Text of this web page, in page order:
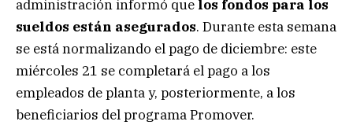
administración informó que los fondos para los
sueldos están asegurados. Durante esta semana
se está normalizando el pago de diciembre: este
miércoles 21 se completará el pago a los
empleados de planta y, posteriormente, a los
beneficiarios del programa Promover.